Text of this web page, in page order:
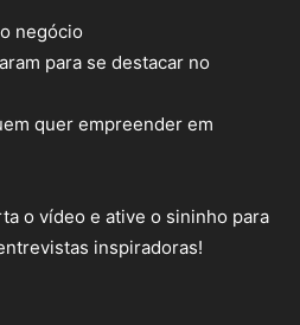
negócio
para se destacar no
quer empreender em
o vídeo e ative o sininho para
inspiradoras!